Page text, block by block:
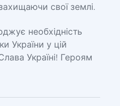
свої землі.
необхідність
України у цій
Україні! Героям